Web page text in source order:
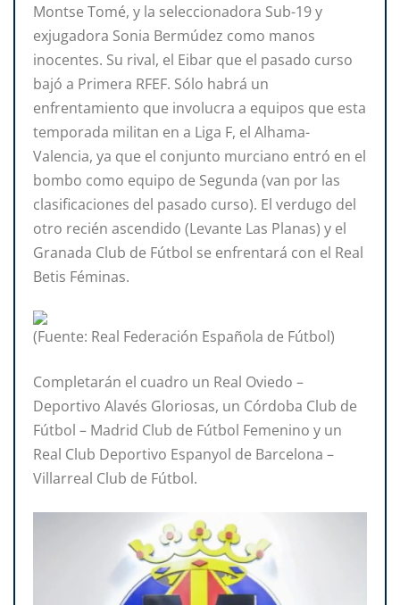
Montse Tomé, y la seleccionadora Sub-19 y
exjugadora Sonia Bermúdez como manos
inocentes. Su rival, el Eibar que el pasado curso
bajó a Primera RFEF. Sólo habrá un
enfrentamiento que involucra a equipos que esta
temporada militan en a Liga F, el Alhama-
Valencia, ya que el conjunto murciano entró en el
bombo como equipo de Segunda (van por las
clasificaciones del pasado curso). El verdugo del
otro recién ascendido (Levante Las Planas) y el
Granada Club de Fútbol se enfrentará con el Real
Betis Féminas.
(Fuente: Real Federación Española de Fútbol)
Completarán el cuadro un Real Oviedo –
Deportivo Alavés Gloriosas, un Córdoba Club de
Fútbol – Madrid Club de Fútbol Femenino y un
Real Club Deportivo Espanyol de Barcelona –
Villarreal Club de Fútbol.